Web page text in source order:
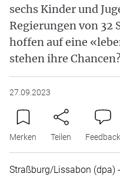
sechs Kinder und
Regierungen von 32
hoffen auf eine
stehen ihre Chancen?
27.09.2023
Merken Teilen Feedback
Straßburg/Lissabon (dpa)